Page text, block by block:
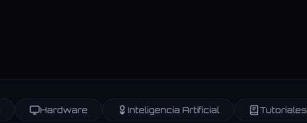
Hardware Inteligencia Artificial Tutoriales